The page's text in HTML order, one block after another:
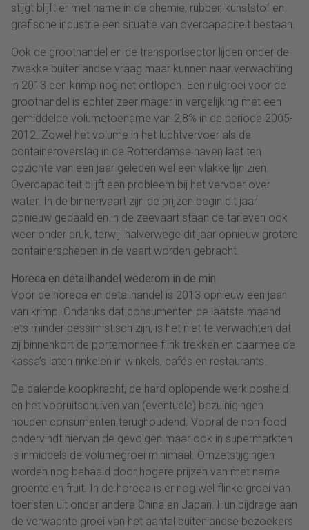
stijgt blijft er met name in de chemie, rubber, kunststof en
grafische industrie een situatie van overcapaciteit bestaan.
Ook de groothandel en de transportsector lijden onder de
zwakke buitenlandse vraag maar kunnen naar verwachting
in 2013 een krimp nog net ontlopen. Een nulgroei voor de
groothandel is echter zeer mager in vergelijking met een
gemiddelde volumetoename van 2,8% in de periode 2005-
2012. Zowel het volume in het luchtvervoer als de
containeroverslag in de Rotterdamse haven laat ten
opzichte van een jaar geleden wel een vlakke lijn zien.
Overcapaciteit blijft een probleem bij het vervoer over
water. In de binnenvaart zijn de prijzen begin dit jaar
opnieuw gedaald en in de zeevaart staan de tarieven ook
weer onder druk, terwijl halverwege dit jaar opnieuw grotere
containerschepen in de vaart worden gebracht.
Horeca en detailhandel wederom in de min
Voor de horeca en detailhandel is 2013 opnieuw een jaar
van krimp. Ondanks dat consumenten de laatste maand
iets minder pessimistisch zijn, is het niet te verwachten dat
zij binnenkort de portemonnee flink trekken en daarmee de
kassa’s laten rinkelen in winkels, cafés en restaurants.
De dalende koopkracht, de hard oplopende werkloosheid
en het vooruitschuiven van (eventuele) bezuinigingen
houden consumenten terughoudend. Vooral de non-food
ondervindt hiervan de gevolgen maar ook in supermarkten
is inmiddels de volumegroei minimaal. Omzetstijgingen
worden nog behaald door hogere prijzen van met name
groente en fruit. In de horeca is er nog wel flinke groei van
toeristen uit onder andere China en Japan. Hun bijdrage aan
de verwachte groei van het aantal buitenlandse bezoekers